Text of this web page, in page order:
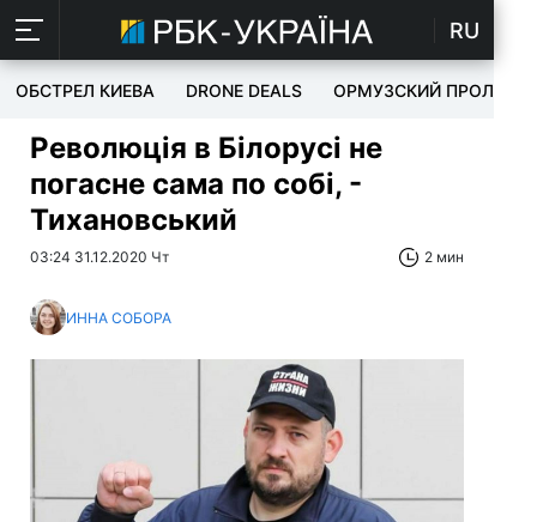
RU
ОБСТРЕЛ КИЕВА DRONE DEALS ОРМУЗСКИЙ ПРОЛИВ
Революція в Білорусі не
погасне сама по собі, -
Тихановський
03:24 31.12.2020 Чт 2 мин
ИННА СОБОРА